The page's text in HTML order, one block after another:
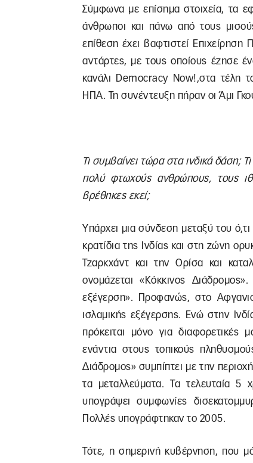
Σύμφωνα με επίσημα στοιχεία, τα
άνθρωποι και πάνω από τους
επίθεση έχει βαφτιστεί Επιχείρηση
αντάρτες, με τους οποίους έζησε
κανάλι Democracy Now!,στα τέλη
ΗΠΑ. Τη συνέντευξη πήραν οι Άμι
Τι συμβαίνει τώρα στα ινδικά δάση;
πολύ φτωχούς ανθρώπους, τους
βρέθηκες εκεί;
Υπάρχει μια σύνδεση μεταξύ του
κρατίδια της Ινδίας και στη ζώνη
Τζαρκχάντ και την Ορίσα και
ονομάζεται «Κόκκινος
εξέγερση». Προφανώς, στο
ισλαμικής εξέγερσης. Ενώ στην
πρόκειται μόνο για διαφορετικές
ενάντια στους τοπικούς
Διάδρομος» συμπίπτει με την
τα μεταλλεύματα. Τα τελευταία 5
υπογράψει συμφωνίες
Πολλές υπογράφτηκαν το 2005.
Τότε, η σημερινή κυβέρνηση, που